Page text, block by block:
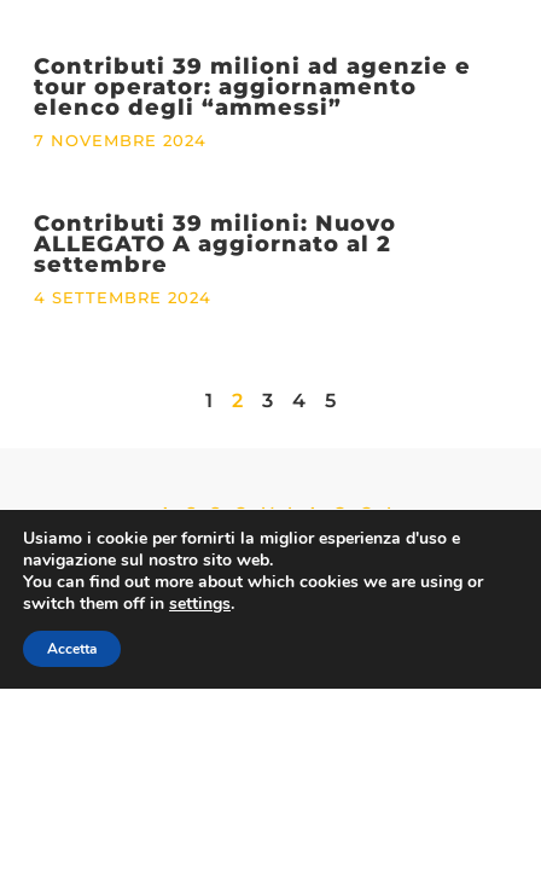
Contributi 39 milioni ad agenzie e
tour operator: aggiornamento
elenco degli “ammessi”
7 NOVEMBRE 2024
Contributi 39 milioni: Nuovo
ALLEGATO A aggiornato al 2
settembre
4 SETTEMBRE 2024
1 2 3 4 5
ASSOVIAGGI
Contatti
Usiamo i cookie per fornirti la miglior esperienza d'uso e
navigazione sul nostro sito web.
You can find out more about which cookies we are using or
switch them off in settings.
Accetta